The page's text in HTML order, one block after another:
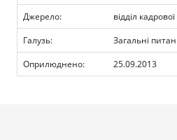
Джерело:
відділ
Галузь:
Загальні
Оприлюднено:
25.09.2013